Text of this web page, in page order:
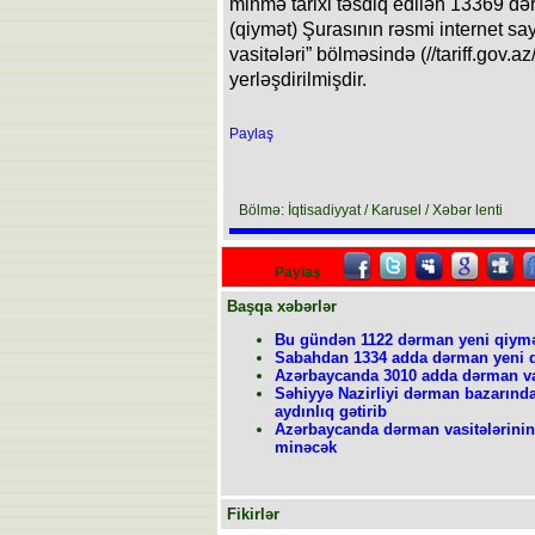
minmə tarixi təsdiq edilən 13369
(qiymət) Şurasının rəsmi internet
vasitələri” bölməsində (//
yerləşdirilmişdir.
Paylaş
Bölmə: İqtisadiyyat / Karusel / Xəbər lenti
Paylaş
Başqa xəbərlər
Bu gündən 1122 dərman yeni
Sabahdan 1334 adda dərman yeni
Azərbaycanda 3010 adda dərman
Səhiyyə Nazirliyi dərman
aydınlıq gətirib
Azərbaycanda dərman
minəcək
Fikirlər